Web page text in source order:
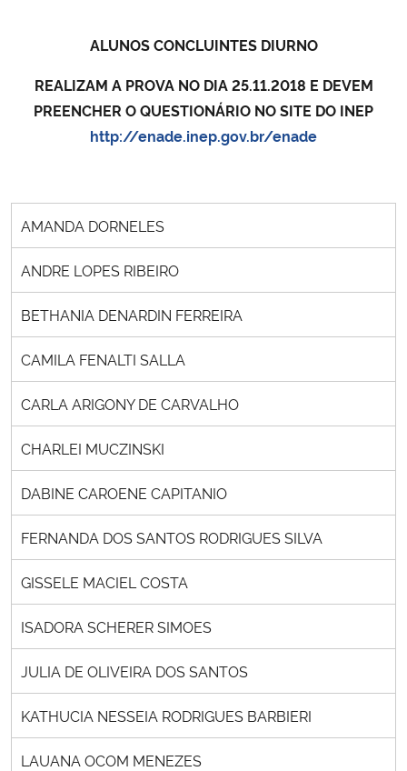
ALUNOS CONCLUINTES DIURNO
REALIZAM A PROVA NO DIA 25.11.2018 E DEVEM
PREENCHER O QUESTIONÁRIO NO SITE DO INEP
http://enade.inep.gov.br/enade
AMANDA DORNELES
ANDRE LOPES RIBEIRO
BETHANIA DENARDIN FERREIRA
CAMILA FENALTI SALLA
CARLA ARIGONY DE CARVALHO
CHARLEI MUCZINSKI
DABINE CAROENE CAPITANIO
FERNANDA DOS SANTOS RODRIGUES SILVA
GISSELE MACIEL COSTA
ISADORA SCHERER SIMOES
JULIA DE OLIVEIRA DOS SANTOS
KATHUCIA NESSEIA RODRIGUES BARBIERI
LAUANA OCOM MENEZES